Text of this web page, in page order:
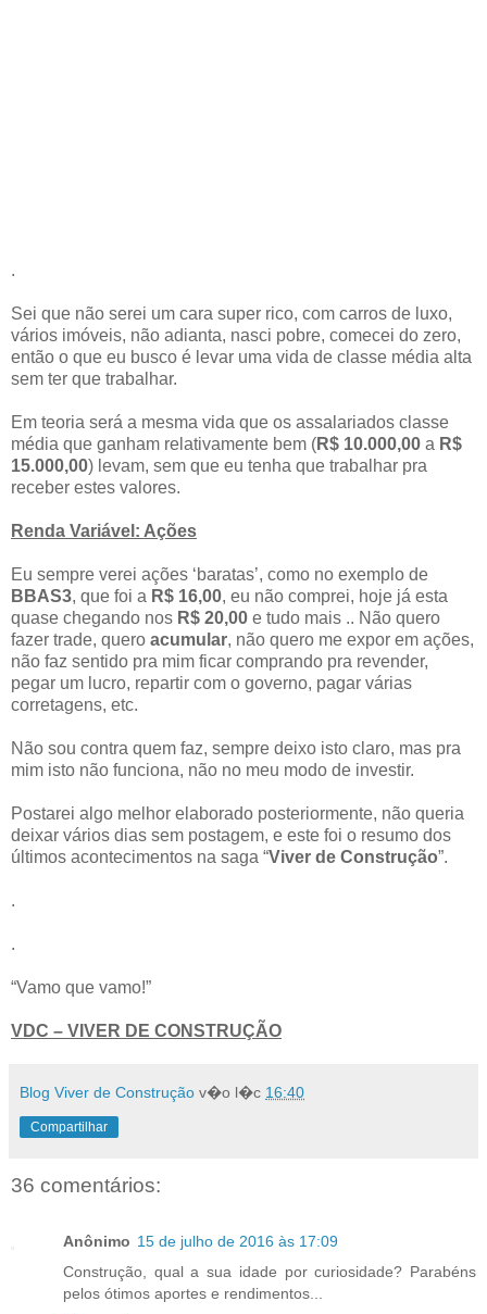
.
Sei que não serei um cara super rico, com carros de luxo,
vários imóveis, não adianta, nasci pobre, comecei do zero,
então o que eu busco é levar uma vida de classe média alta
sem ter que trabalhar.
Em teoria será a mesma vida que os assalariados classe
média que ganham relativamente bem (R$ 10.000,00 a R$
15.000,00) levam, sem que eu tenha que trabalhar pra
receber estes valores.
Renda Variável: Ações
Eu sempre verei ações ‘baratas’, como no exemplo de
BBAS3, que foi a R$ 16,00, eu não comprei, hoje já esta
quase chegando nos R$ 20,00 e tudo mais .. Não quero
fazer trade, quero acumular, não quero me expor em ações,
não faz sentido pra mim ficar comprando pra revender,
pegar um lucro, repartir com o governo, pagar várias
corretagens, etc.
Não sou contra quem faz, sempre deixo isto claro, mas pra
mim isto não funciona, não no meu modo de investir.
Postarei algo melhor elaborado posteriormente, não queria
deixar vários dias sem postagem, e este foi o resumo dos
últimos acontecimentos na saga “Viver de Construção”.
.
.
“Vamo que vamo!”
VDC – VIVER DE CONSTRUÇÃO
Blog Viver de Construção v�o l�c 16:40
Compartilhar
36 comentários:
Anônimo 15 de julho de 2016 às 17:09
Construção, qual a sua idade por curiosidade? Parabéns
pelos ótimos aportes e rendimentos...